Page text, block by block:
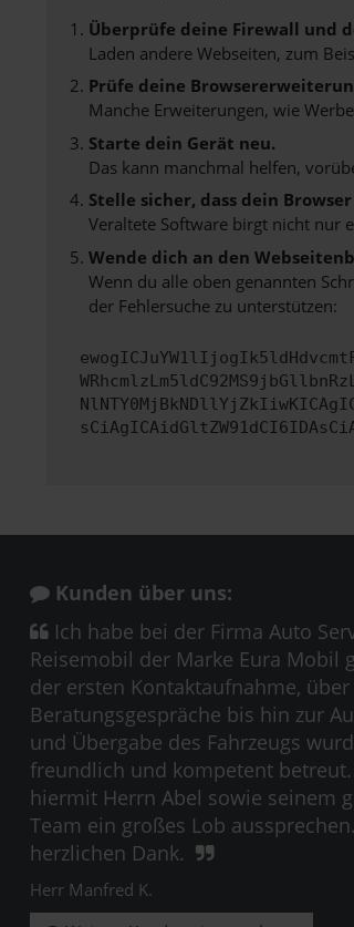
Überprüfe deine Firewall und
Laden andere Webseiten, zum
Prüfe deine
Manche Erweiterungen, wie
Starte dein Gerät neu.
Das kann manchmal helfen,
Stelle sicher, dass dein
Veraltete Software birgt nicht nur
Wende dich an den
Wenn du alle oben genannten
der Fehlersuche zu unterstützen:
Kunden über uns:
Ich habe bei der Firma Auto
Reisemobil der Marke Eura Mobil
der ersten Kontaktaufnahme, über
Beratungsgespräche bis hin zur
und Übergabe des Fahrzeugs
freundlich und kompetent
hiermit Herrn Abel sowie seinem
Team ein großes Lob
herzlichen Dank.
Herr Manfred K.